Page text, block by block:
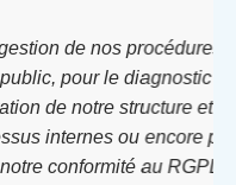
procédures de
le diagnostic et
structure et de
ou encore pour
au RGPD :